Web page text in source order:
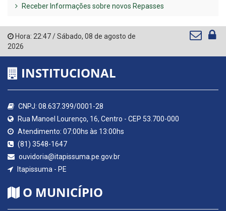
Receber Informações sobre novos Repasses
Hora: 22:47/Sábado, 08 de agosto de
2026
INSTITUCIONAL
CNPJ: 08.637.399/0001-28
Rua Manoel Lourenço, 16, Centro - CEP 53.700-000
Atendimento: 07:00hs às 13:00hs
(81) 3548-1647
ouvidoria@itapissuma.pe.gov.br
Itapissuma - PE
O MUNICÍPIO